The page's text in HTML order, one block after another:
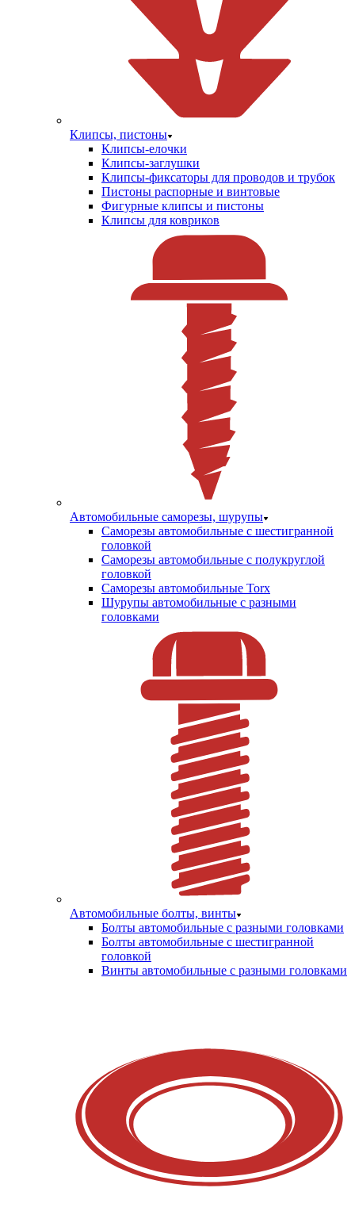
Клипсы, пистоны
Клипсы-елочки
Клипсы-заглушки
Клипсы-фиксаторы для проводов и трубок
Пистоны распорные и винтовые
Фигурные клипсы и пистоны
Клипсы для ковриков
Автомобильные саморезы, шурупы
Саморезы автомобильные с шестигранной
головкой
Саморезы автомобильные с полукруглой
головкой
Саморезы автомобильные Torx
Шурупы автомобильные с разными
головками
Автомобильные болты, винты
Болты автомобильные с разными головками
Болты автомобильные с шестигранной
головкой
Винты автомобильные с разными головками